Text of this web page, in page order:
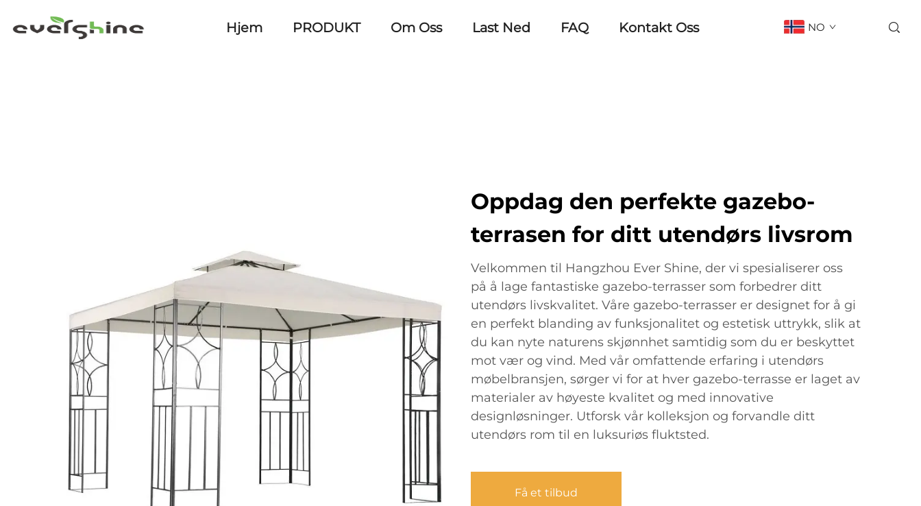
Hjem PRODUKT Om Oss Last Ned FAQ Kontakt Oss NO
Oppdag den perfekte gazebo-
terrasen for ditt utendørs livsrom
Velkommen til Hangzhou Ever Shine, der vi spesialiserer oss
på å lage fantastiske gazebo-terrasser som forbedrer ditt
utendørs livskvalitet. Våre gazebo-terrasser er designet for å gi
en perfekt blanding av funksjonalitet og estetisk uttrykk, slik at
du kan nyte naturens skjønnhet samtidig som du er beskyttet
mot vær og vind. Med vår omfattende erfaring i utendørs
møbelbransjen, sørger vi for at hver gazebo-terrasse er laget av
materialer av høyeste kvalitet og med innovative
designløsninger. Utforsk vår kolleksjon og forvandle ditt
utendørs rom til en luksuriøs fluktsted.
Få et tilbud